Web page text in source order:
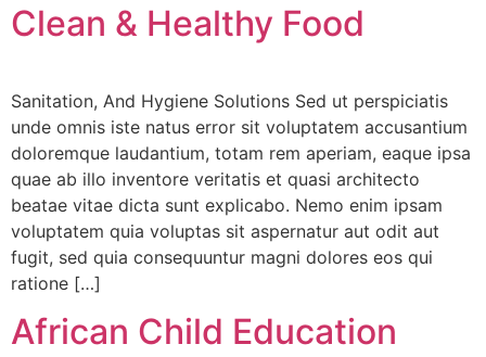
Sri Padarthi Rajeswara Rao
VIP Member, Hyderabad
Sri K.R. Babu & Smt. Lakshmi Padmaja
Clean & Healthy Food
Sanitation, And Hygiene Solutions Sed ut perspiciatis
unde omnis iste natus error sit voluptatem accusantium
doloremque laudantium, totam rem aperiam, eaque ipsa
quae ab illo inventore veritatis et quasi architecto
beatae vitae dicta sunt explicabo. Nemo enim ipsam
voluptatem quia voluptas sit aspernatur aut odit aut
fugit, sed quia consequuntur magni dolores eos qui
ratione […]
African Child Education